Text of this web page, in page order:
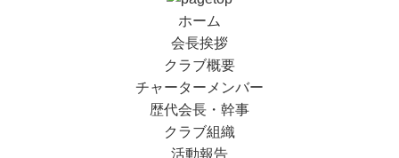
ホーム
会長挨拶
クラブ概要
チャーターメンバー
歴代会長・幹事
クラブ組織
活動報告